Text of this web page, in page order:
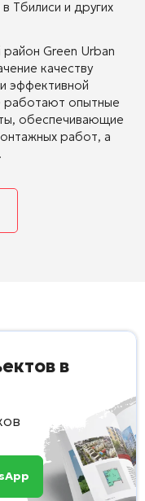
Тбилиси и других
Green Urban
качеству
эффективной
работают опытные
обеспечивающие
работ, а
в